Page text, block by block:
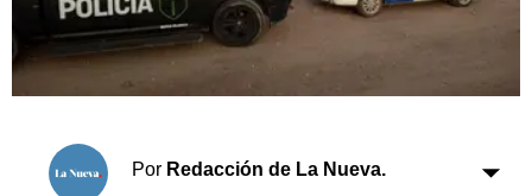
Salud
Es viral
Fúnebres
Clasificados
Por Redacción de La Nueva.